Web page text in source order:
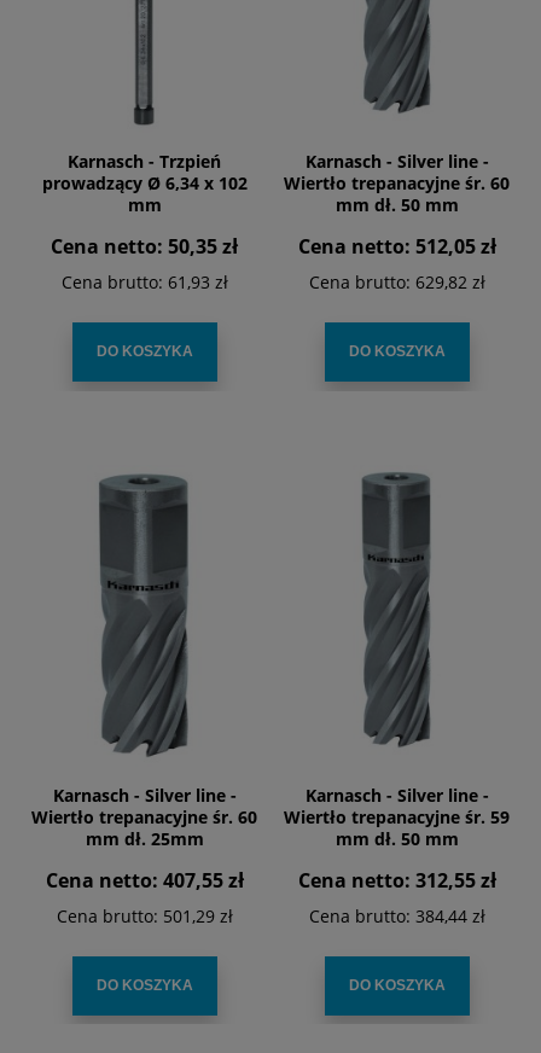
Karnasch - Trzpień
prowadzący Ø 6,34 x 102
mm
Cena netto: 50,35 zł
Cena brutto: 61,93 zł
DO KOSZYKA
Karnasch - Silver line -
Wiertło trepanacyjne śr. 60
mm dł. 50 mm
Cena netto: 512,05 zł
Cena brutto: 629,82 zł
DO KOSZYKA
Karnasch - Silver line -
Wiertło trepanacyjne śr. 60
mm dł. 25mm
Cena netto: 407,55 zł
Cena brutto: 501,29 zł
DO KOSZYKA
Karnasch - Silver line -
Wiertło trepanacyjne śr. 59
mm dł. 50 mm
Cena netto: 312,55 zł
Cena brutto: 384,44 zł
DO KOSZYKA